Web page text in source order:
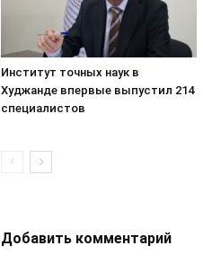
Институт точных наук в
Худжанде впервые выпустил 214
специалистов
Добавить комментарий